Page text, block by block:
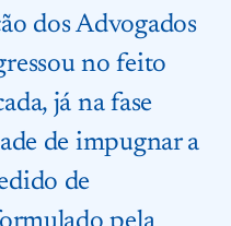
dos Advogados
no feito
já na fase
de impugnar a
de